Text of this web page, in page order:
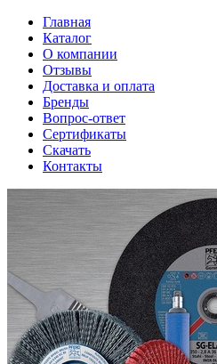
Главная
Каталог
О компании
Отзывы
Доставка и оплата
Бренды
Вопрос-ответ
Сертификаты
Скачать
Контакты